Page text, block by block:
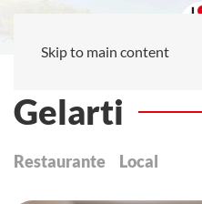
Skip to main content
Gelarti
Restaurante Local